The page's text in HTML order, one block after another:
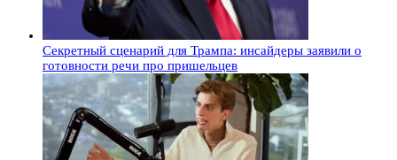
Секретный сценарий для Трампа: инсайдеры заявили о
готовности речи про пришельцев